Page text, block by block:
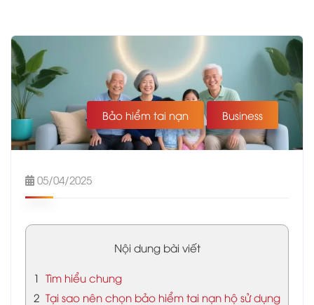
Bảo hiểm tai nạn Business
05/04/2025
Nội dung bài viết
1 Tìm hiểu chung
2 Tại sao nên chọn bảo hiểm tai nạn hộ sử dụng